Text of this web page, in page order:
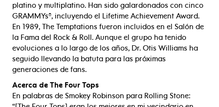
platino y multiplatino. Han sido galardonados con cinco
GRAMMYs®, incluyendo el Lifetime Achievement Award.
En 1989, The Temptations fueron incluidos en el Salón de
la Fama del Rock & Roll. Aunque el grupo ha tenido
evoluciones a lo largo de los años, Dr. Otis Williams ha
seguido llevando la batuta para las próximas
generaciones de fans.
Acerca de The Four Tops
En palabras de Smokey Robinson para Rolling Stone: